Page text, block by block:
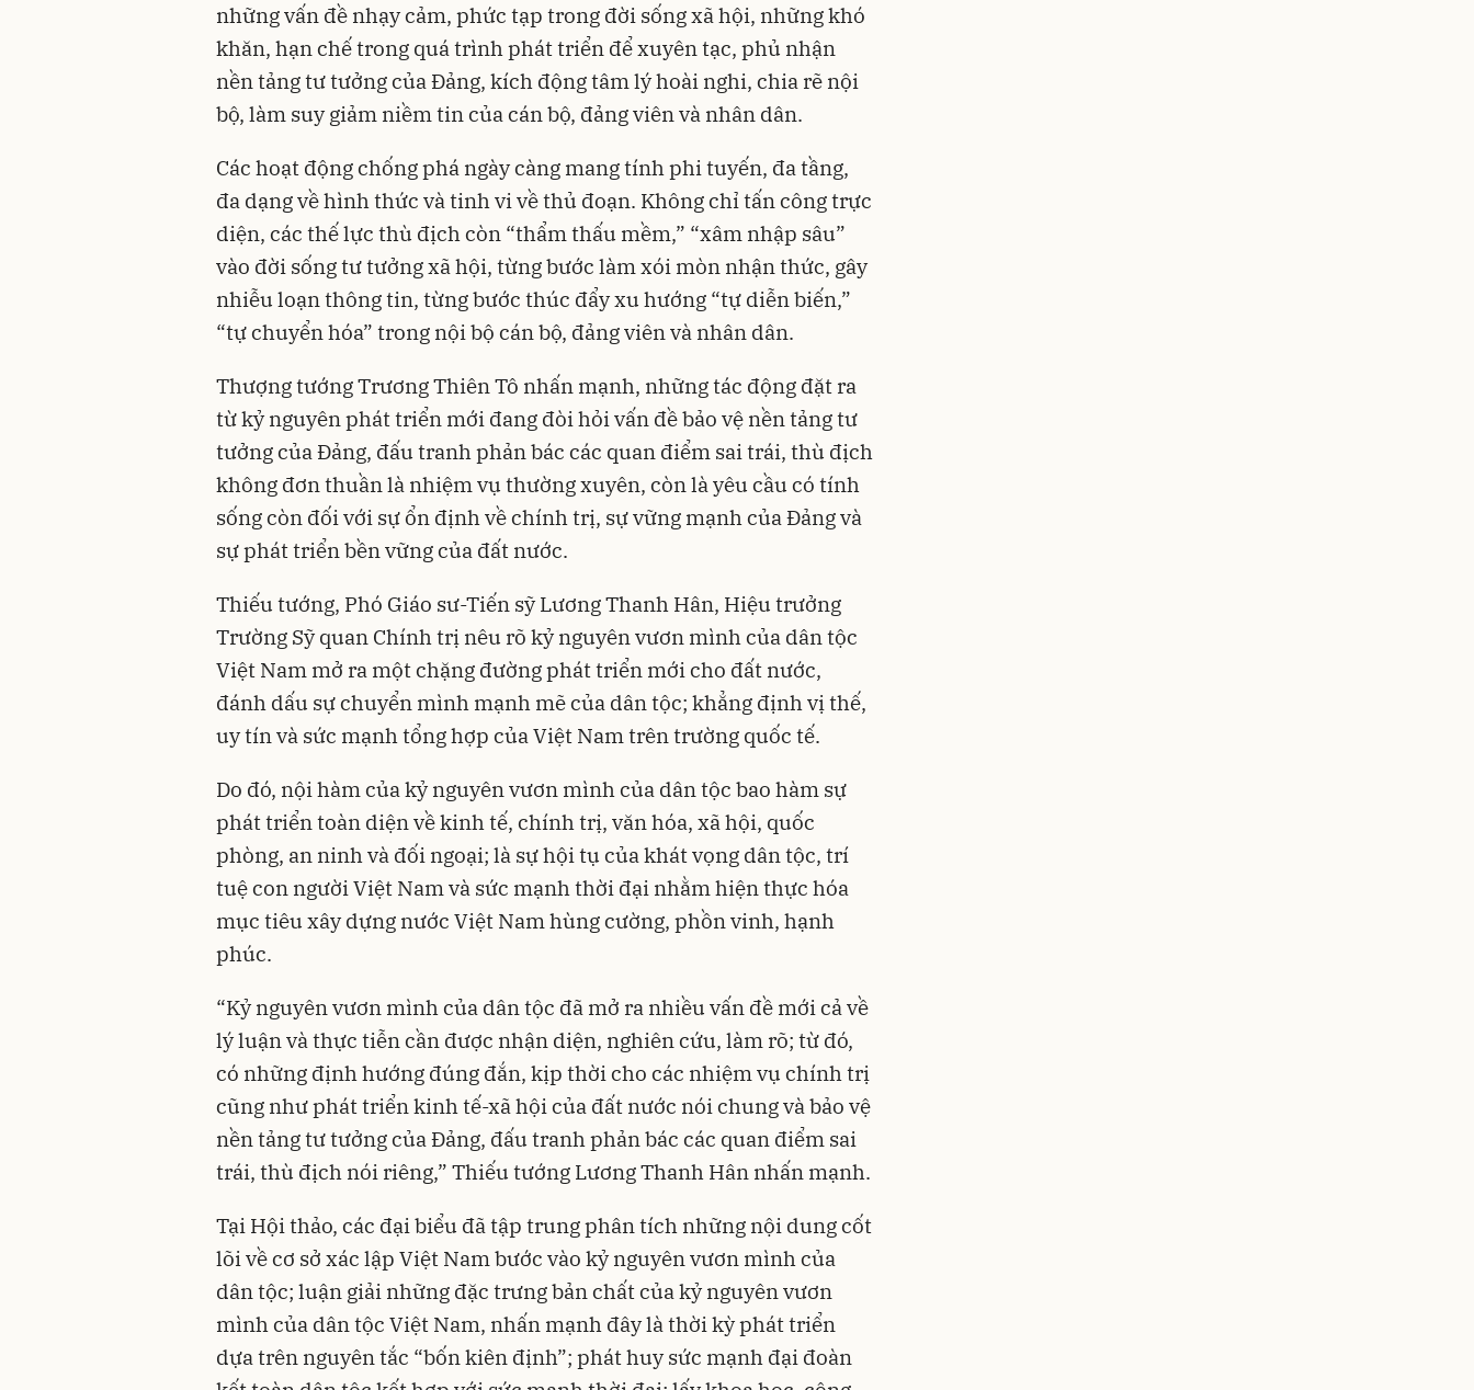
những vấn đề nhạy cảm, phức tạp trong đời sống xã hội, những khó
khăn, hạn chế trong quá trình phát triển để xuyên tạc, phủ nhận
nền tảng tư tưởng của Đảng, kích động tâm lý hoài nghi, chia rẽ nội
bộ, làm suy giảm niềm tin của cán bộ, đảng viên và nhân dân.
Các hoạt động chống phá ngày càng mang tính phi tuyến, đa tầng,
đa dạng về hình thức và tinh vi về thủ đoạn. Không chỉ tấn công trực
diện, các thế lực thù địch còn “thẩm thấu mềm,” “xâm nhập sâu”
vào đời sống tư tưởng xã hội, từng bước làm xói mòn nhận thức, gây
nhiễu loạn thông tin, từng bước thúc đẩy xu hướng “tự diễn biến,”
“tự chuyển hóa” trong nội bộ cán bộ, đảng viên và nhân dân.
Thượng tướng Trương Thiên Tô nhấn mạnh, những tác động đặt ra
từ kỷ nguyên phát triển mới đang đòi hỏi vấn đề bảo vệ nền tảng tư
tưởng của Đảng, đấu tranh phản bác các quan điểm sai trái, thù địch
không đơn thuần là nhiệm vụ thường xuyên, còn là yêu cầu có tính
sống còn đối với sự ổn định về chính trị, sự vững mạnh của Đảng và
sự phát triển bền vững của đất nước.
Thiếu tướng, Phó Giáo sư-Tiến sỹ Lương Thanh Hân, Hiệu trưởng
Trường Sỹ quan Chính trị nêu rõ kỷ nguyên vươn mình của dân tộc
Việt Nam mở ra một chặng đường phát triển mới cho đất nước,
đánh dấu sự chuyển mình mạnh mẽ của dân tộc; khẳng định vị thế,
uy tín và sức mạnh tổng hợp của Việt Nam trên trường quốc tế.
Do đó, nội hàm của kỷ nguyên vươn mình của dân tộc bao hàm sự
phát triển toàn diện về kinh tế, chính trị, văn hóa, xã hội, quốc
phòng, an ninh và đối ngoại; là sự hội tụ của khát vọng dân tộc, trí
tuệ con người Việt Nam và sức mạnh thời đại nhằm hiện thực hóa
mục tiêu xây dựng nước Việt Nam hùng cường, phồn vinh, hạnh
phúc.
“Kỷ nguyên vươn mình của dân tộc đã mở ra nhiều vấn đề mới cả về
lý luận và thực tiễn cần được nhận diện, nghiên cứu, làm rõ; từ đó,
có những định hướng đúng đắn, kịp thời cho các nhiệm vụ chính trị
cũng như phát triển kinh tế-xã hội của đất nước nói chung và bảo vệ
nền tảng tư tưởng của Đảng, đấu tranh phản bác các quan điểm sai
trái, thù địch nói riêng,” Thiếu tướng Lương Thanh Hân nhấn mạnh.
Tại Hội thảo, các đại biểu đã tập trung phân tích những nội dung cốt
lõi về cơ sở xác lập Việt Nam bước vào kỷ nguyên vươn mình của
dân tộc; luận giải những đặc trưng bản chất của kỷ nguyên vươn
mình của dân tộc Việt Nam, nhấn mạnh đây là thời kỳ phát triển
dựa trên nguyên tắc “bốn kiên định”; phát huy sức mạnh đại đoàn